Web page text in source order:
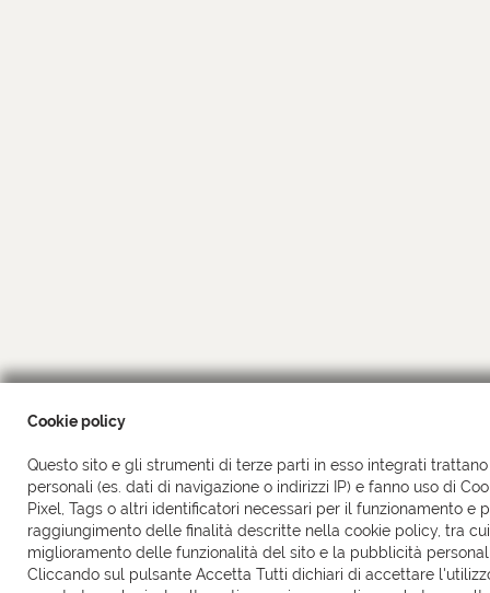
Cookie policy
Questo sito e gli strumenti di terze parti in esso integrati
personali (es. dati di navigazione o indirizzi IP) e fanno uso di
Pixel, Tags o altri identificatori necessari per il funzionamento e
raggiungimento delle finalità descritte nella cookie policy, tra
miglioramento delle funzionalità del sito e la pubblicità
Cliccando sul pulsante Accetta Tutti dichiari di accettare